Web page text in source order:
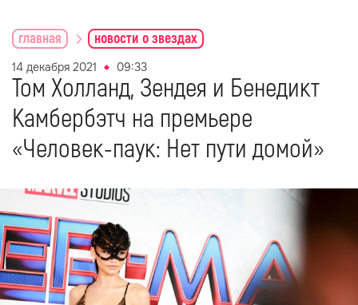
главная новости о звездах
14 декабря 2021 09:33
Том Холланд, Зендея и Бенедикт
Камбербэтч на премьере
«Человек-паук: Нет пути домой»